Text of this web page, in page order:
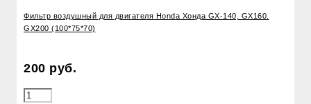
Фильтр воздушный для двигателя Honda Хонда GX-140, GX160.
GX200 (100*75*70)
200 руб.